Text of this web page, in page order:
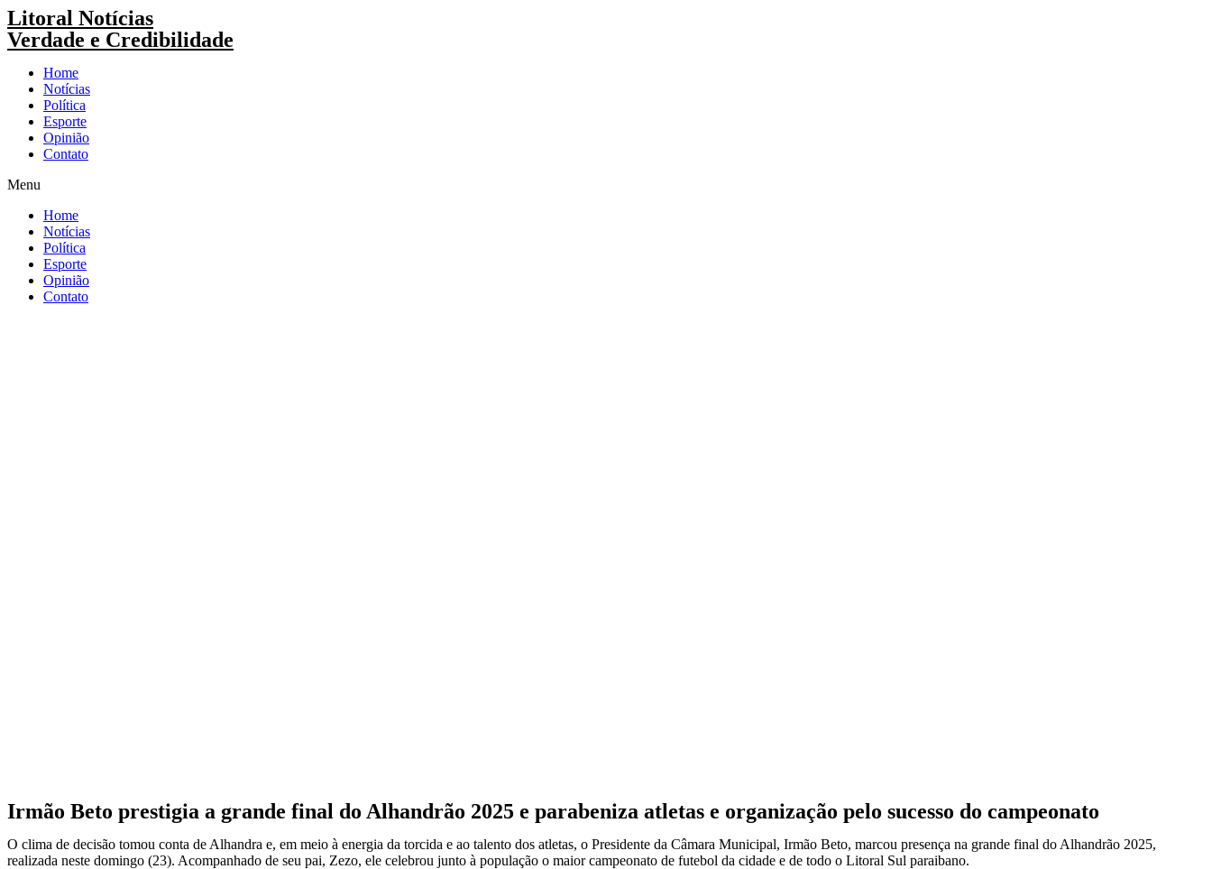
Pular
para
o
Litoral Notícias
Verdade e Credibilidade
Home
Notícias
Política
Esporte
Opinião
Contato
Menu
Home
Notícias
Política
Esporte
Opinião
Contato
Irmão Beto prestigia a grande final do Alhandrão 2025 e parabeniza atletas e organização pelo sucesso do campeonato
O clima de decisão tomou conta de Alhandra e, em meio à energia da torcida e ao talento dos atletas, o Presidente da Câmara Municipal, Irmão Beto, marcou presença na grande final do Alhandrão 2025,
realizada neste domingo (23). Acompanhado de seu pai, Zezo, ele celebrou junto à população o maior campeonato de futebol da cidade e de todo o Litoral Sul paraibano.